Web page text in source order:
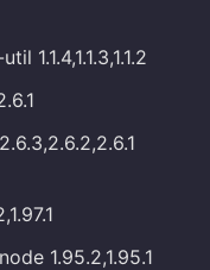
1.1.4,1.1.3,1.1.2
1.95.2,1.95.1